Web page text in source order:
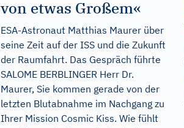
von etwas Großem«
ESA-Astronaut Matthias Maurer über
seine Zeit auf der ISS und die Zukunft
der Raumfahrt. Das Gespräch führte
SALOME BERBLINGER Herr Dr.
Maurer, Sie kommen gerade von der
letzten Blutabnahme im Nachgang zu
Ihrer Mission Cosmic Kiss. Wie fühlt